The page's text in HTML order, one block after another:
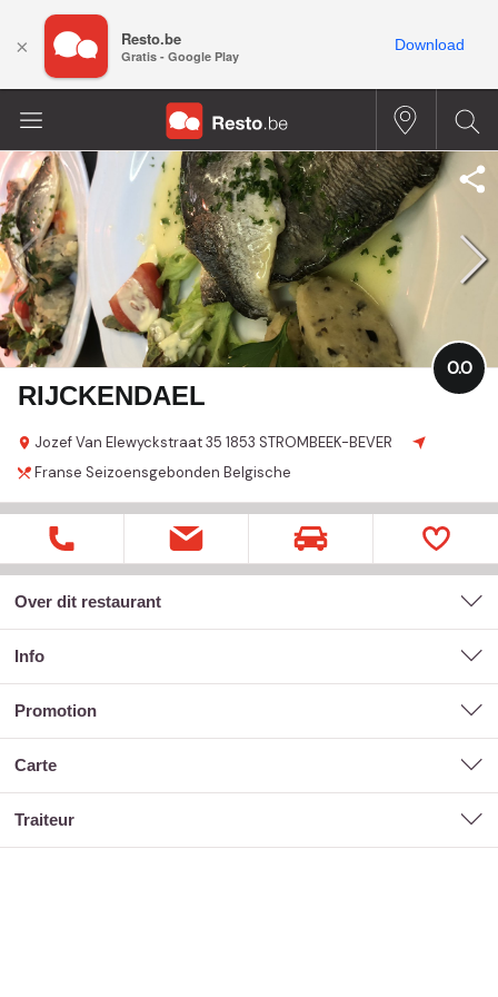
RIJCKENDAEL
Jozef Van Elewyckstraat35 1853 STROMBEEK-BEVER
0.0
Franse Seizoensgebonden Belgische
Over dit restaurant
Info
promotion
carte
traiteur
× Resto.be
Gratis - Google Play
Download